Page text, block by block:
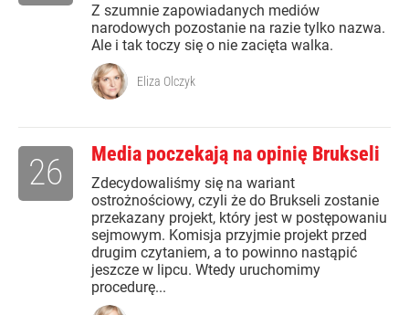
Z szumnie zapowiadanych mediów
narodowych pozostanie na razie tylko nazwa.
Ale i tak toczy się o nie zacięta walka.
Eliza Olczyk
Media poczekają na opinię Brukseli
Zdecydowaliśmy się na wariant
ostrożnościowy, czyli że do Brukseli zostanie
przekazany projekt, który jest w postępowaniu
sejmowym. Komisja przyjmie projekt przed
drugim czytaniem, a to powinno nastąpić
jeszcze w lipcu. Wtedy uruchomimy
procedurę...
26